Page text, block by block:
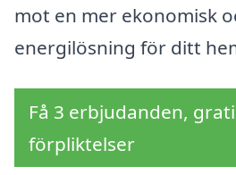
mot en mer ekonomisk
energilösning för ditt
Få 3 erbjudanden,
förpliktelser